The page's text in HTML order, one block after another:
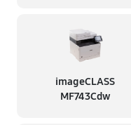
imageCLASS
MF743Cdw